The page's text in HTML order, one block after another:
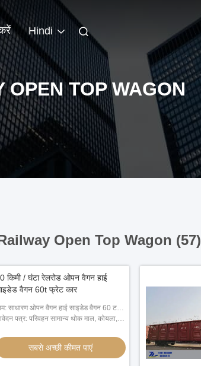
Hindi
OPEN TOP WAGON
Open Top Wagon (57)
किमी / घंटा रेलरोड ओपन वैगन हाई
वैगन 60t फ्रेट कार
साधारण ओपन वैगन हाई साइडेड वैगन 60 टन
रेलवे / रेलरोड
पत्र: परिवहन सामान्य थोक माल, कोयला,
सबसे अच्छी कीमत पाएं